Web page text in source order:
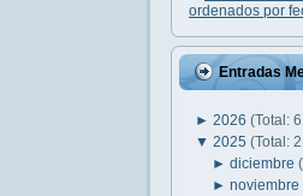
ordenados por
Entradas
► 2026 (Total:
▼ 2025 (Total:
►diciembre
►noviembre